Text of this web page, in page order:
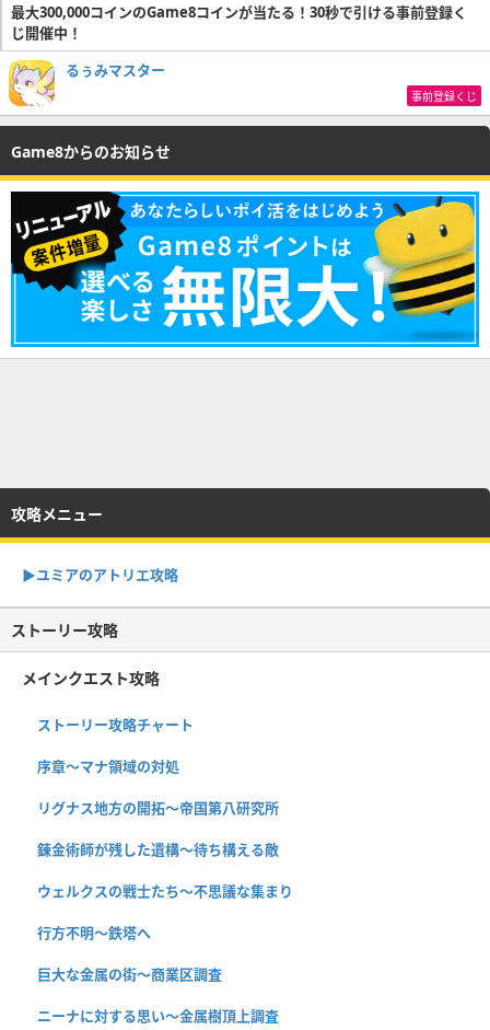
最大300,000コインのGame8コインが当たる！30秒で引ける事前登録く
じ開催中！
るぅみマスター
事前登録くじ
Game8からのお知らせ
攻略メニュー
▶︎ユミアのアトリエ攻略
ストーリー攻略
メインクエスト攻略
ストーリー攻略チャート
序章〜マナ領域の対処
リグナス地方の開拓〜帝国第八研究所
錬金術師が残した遺構〜待ち構える敵
ウェルクスの戦士たち〜不思議な集まり
行方不明〜鉄塔へ
巨大な金属の街〜商業区調査
ニーナに対する思い〜金属樹頂上調査